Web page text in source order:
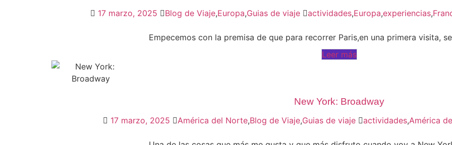
17 marzo, 2025 Blog de Viaje,Europa,Guias de viaje actividades,Europa,experiencias,
Empecemos con la premisa de que para recorrer Paris,en una primera visita,
Leer más
New York: Broadway
17 marzo, 2025 América del Norte,Blog de Viaje,Guias de viaje actividades,América